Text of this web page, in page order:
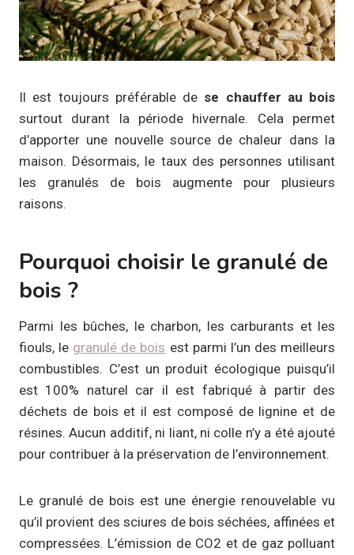
Il est toujours préférable de se chauffer au bois
surtout durant la période hivernale. Cela permet
d’apporter une nouvelle source de chaleur dans la
maison. Désormais, le taux des personnes utilisant
les granulés de bois augmente pour plusieurs
raisons.
Pourquoi choisir le granulé de
bois ?
Parmi les bûches, le charbon, les carburants et les
fiouls, le granulé de bois est parmi l’un des meilleurs
combustibles. C’est un produit écologique puisqu’il
est 100% naturel car il est fabriqué à partir des
déchets de bois et il est composé de lignine et de
résines. Aucun additif, ni liant, ni colle n’y a été ajouté
pour contribuer à la préservation de l’environnement.
Le granulé de bois est une énergie renouvelable vu
qu’il provient des sciures de bois séchées, affinées et
compressées. L’émission de CO2 et de gaz polluant